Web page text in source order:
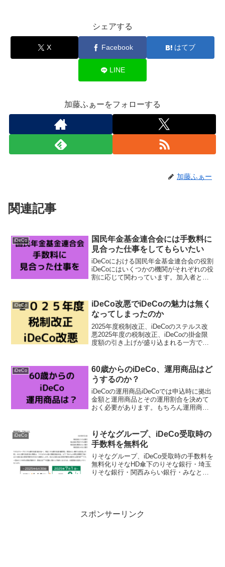
シェアする
X Facebook はてブ
LINE
加藤ふぁーをフォローする
加藤ふぁー
関連記事
iDeCo
国民年金基金連合会には手数料に
見合った仕事をしてもらいたい
iDeCoにおける国民年金基金連合会の役割
iDeCoにはいくつかの機関がそれぞれの役
割に応じて関わっています。加入者との
券会社等です。その他に記録関連運営期
間、事務委託...
iDeCo
iDeCo改悪でiDeCoの魅力は無く
なってしまったのか
2025年度税制改正、iDeCoのステルス改
悪2025年度の税制改正、iDeCoの掛金限
度額の引き上げが盛り込まれる一方で、
も、この変更が大きくアナウンスされる
こと...
iDeCo
60歳からのiDeCo、運用商品はど
うするのか？
iDeCoの運用商品iDeCoでは申込時に拠出
金額と運用商品とその運用割合を決めて
おく必要があります。もちろん運用商品
ことはありません。運用商品は加入金融
機関で用意され...
iDeCo
りそなグループ、iDeCo受取時の
手数料を無料化
りそなグループ、iDeCo受取時の手数料を
無料化りそなHD傘下のりそな銀行・埼玉
りそな銀行・関西みらい銀行・みなと銀
スポンサーリンク